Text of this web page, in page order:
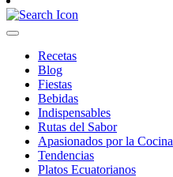
Recetas
Blog
Fiestas
Bebidas
Indispensables
Rutas del Sabor
Apasionados por la Cocina
Tendencias
Platos Ecuatorianos